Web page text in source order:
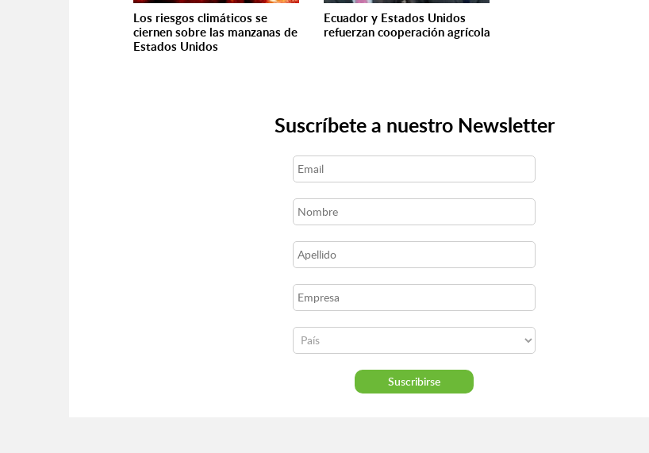
Los riesgos climáticos se
ciernen sobre las manzanas de
Estados Unidos
Ecuador y Estados Unidos
refuerzan cooperación agrícola
Suscríbete a nuestro Newsletter